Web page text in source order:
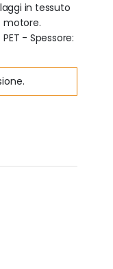
in tessuto
motore.
- Spessore: